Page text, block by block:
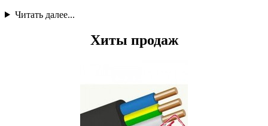
Читать далее...
Хиты продаж